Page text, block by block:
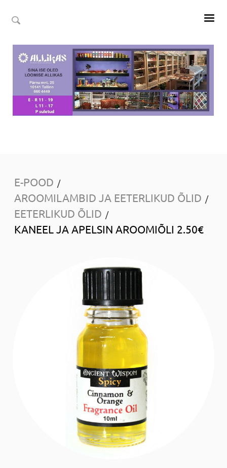
E-POOD /
AROOMILAMBID JA EETERLIKUD ÕLID /
EETERLIKUD ÕLID /
KANEEL JA APELSIN AROOMIÕLI 2.50€